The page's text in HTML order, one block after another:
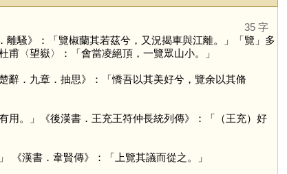
35 字
離騷》：「覽椒蘭其若茲兮，又況揭車與江離。」「覽 」多
〈望嶽〉：「會當凌絕頂，一覽眾山小。」
辭．九章．抽思》：「憍吾以其美好兮，覽余以其脩
用。」《後漢書．王充王符仲長統列傳》：「（王充）好
《漢書．韋賢傳》：「上覽其議而從之。」